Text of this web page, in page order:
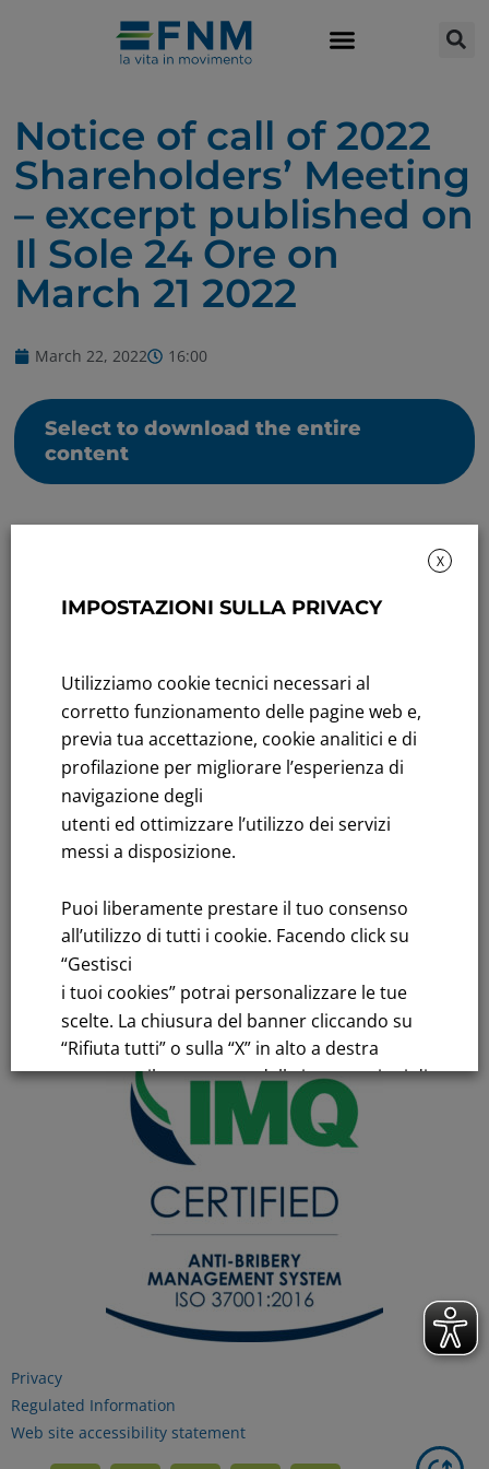
Notice of call of 2022
Shareholders’ Meeting
– excerpt published on
Il Sole 24 Ore on
March 21 2022
March 22, 2022 16:00
Select to download the entire
content
Title performance: On the stock Exchange
Tenders: All Tenders
FNM S.p.A.
Headquarters in Milan, Piazzale Cadorna, 14
fnm@legalmail.it
Register of Companies
Privacy
Regulated Information
Web site accessibility statement
X
IMPOSTAZIONI SULLA PRIVACY
Utilizziamo cookie tecnici necessari al
corretto funzionamento delle pagine web e,
previa tua accettazione, cookie analitici e di
profilazione per migliorare l’esperienza di
navigazione degli
utenti ed ottimizzare l’utilizzo dei servizi
messi a disposizione.
Puoi liberamente prestare il tuo consenso
all’utilizzo di tutti i cookie. Facendo click su
“Gestisci
i tuoi cookies” potrai personalizzare le tue
scelte. La chiusura del banner cliccando su
“Rifiuta tutti” o sulla “X” in alto a destra
comporta il permanere delle impostazioni di
default e la continuazione della navigazione
in assenza di cookie o altri strumenti di
tracciamento diversi da quelli tecnici.
Per maggiori informazioni consulta la
Informativa sui dati personali e cookie
privacy